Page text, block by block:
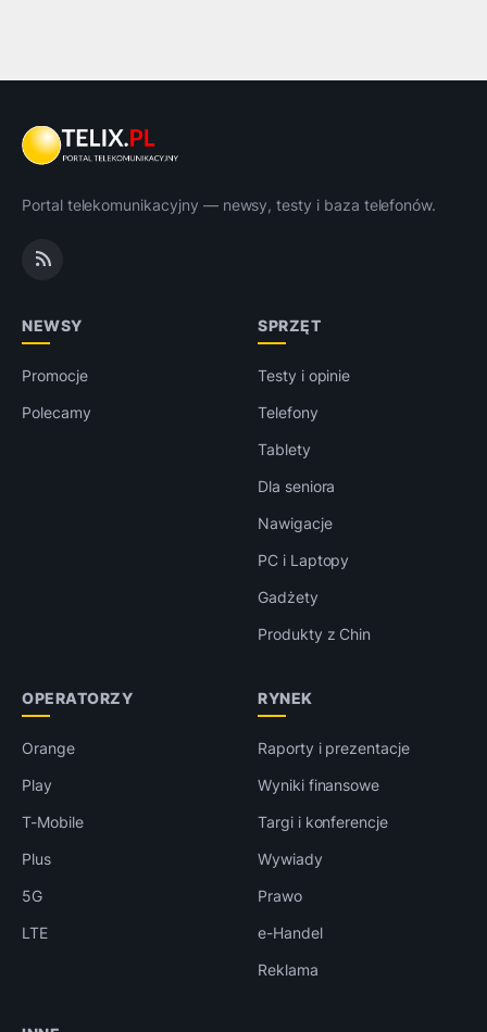
Portal telekomunikacyjny — newsy, testy i baza telefonów.
NEWSY
Promocje
Polecamy
SPRZĘT
Testy i opinie
Telefony
Tablety
Dla seniora
Nawigacje
PC i Laptopy
Gadżety
Produkty z Chin
OPERATORZY
Orange
Play
T-Mobile
Plus
5G
LTE
RYNEK
Raporty i prezentacje
Wyniki finansowe
Targi i konferencje
Wywiady
Prawo
e-Handel
Reklama